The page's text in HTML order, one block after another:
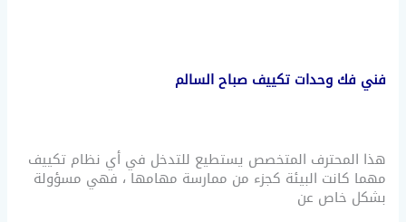
فني فك وحدات تكييف صباح السالم
هذا المحترف المتخصص يستطيع للتدخل في أي نظام تكييف
مهما كانت البيئة كجزء من ممارسة مهامها ، فهي مسؤولة
بشكل خاص عن